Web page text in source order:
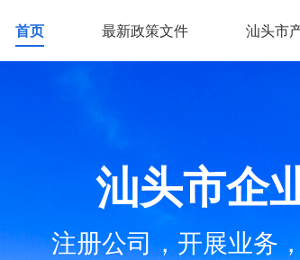
首页 最新政策文件 汕头市
汕头市企
注册公司，开展业务